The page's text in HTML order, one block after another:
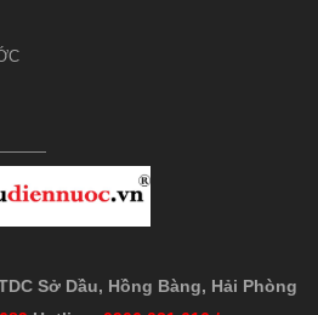
Sở Dầu, Hồng Bàng, Hải Phòng